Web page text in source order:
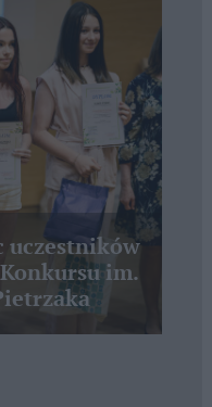
uczestników
im.